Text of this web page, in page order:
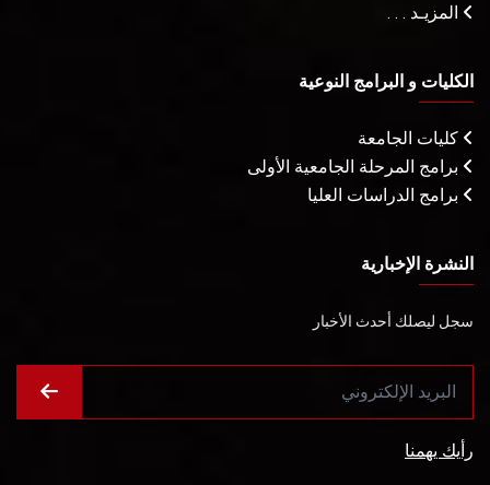
المزيـد . . .
الكليات و البرامج النوعية
كليات الجامعة
برامج المرحلة الجامعية الأولى
برامج الدراسات العليا
النشرة الإخبارية
سجل ليصلك أحدث الأخبار
رأيك يهمنا